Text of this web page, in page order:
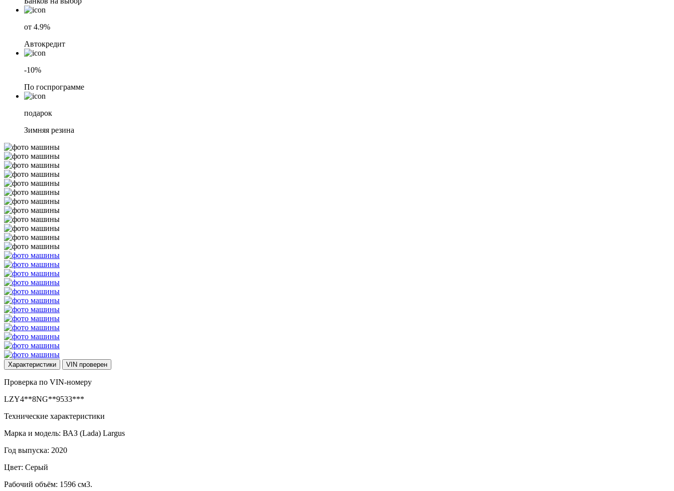
от 4.9%
Автокредит
-10%
По госпрограмме
подарок
Зимняя резина
Характеристики VIN проверен
Проверка по VIN-номеру
LZY4**8NG**9533***
Технические характеристики
Марка и модель: ВАЗ (Lada) Largus
Год выпуска: 2020
Цвет: Серый
Рабочий объём: 1596 см3.